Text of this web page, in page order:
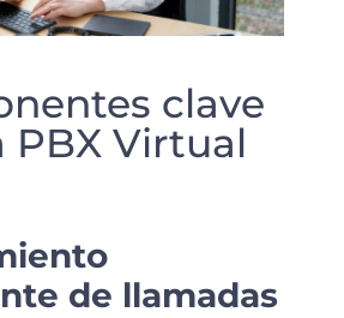
clave
PBX Virtual
de llamadas